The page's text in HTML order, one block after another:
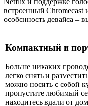
Netflix и поддержке
встроенный Chromecast
особенность девайса –
Компактный и
Больше никаких
легко снять и
можно носить с собой
пропустите любимый
находитесь вдали от